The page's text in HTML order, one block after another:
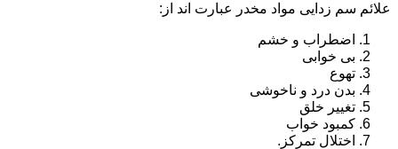
علائم سم زدایی مواد مخدر عبارت اند از:
اضطراب و خشم
بی خوابی
تهوع
بدن درد و ناخوشی
تغییر خلق
کمبود خواب
اختلال تمرکز.